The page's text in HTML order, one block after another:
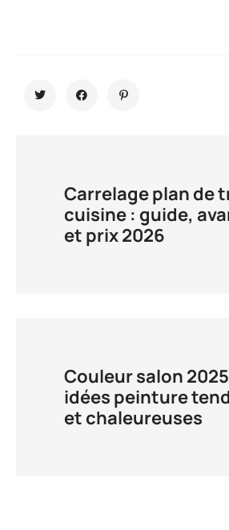
Carrelage plan de
cuisine : guide,
et prix 2026
Couleur salon
idées peinture
et chaleureuses